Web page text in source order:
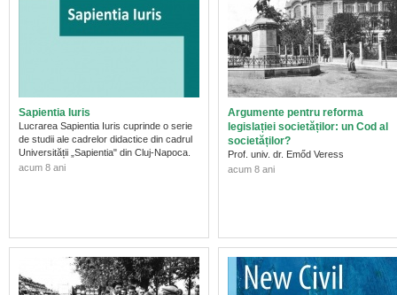
Sapientia Iuris
Lucrarea Sapientia Iuris cuprinde o serie
de studii ale cadrelor didactice din cadrul
Universității „Sapientia" din Cluj-Napoca.
acum 8 ani
Argumente pentru reforma
legislației societăților: un Cod al
societăților?
Prof. univ. dr. Emőd Veress
acum 8 ani